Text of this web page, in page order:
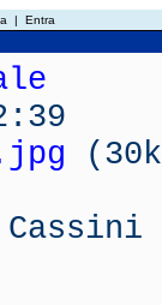
| Entra